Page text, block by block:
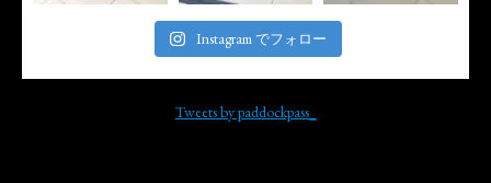
Instagram でフォロー
Tweets by paddockpass_